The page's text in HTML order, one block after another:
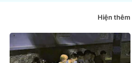
Hiện thêm